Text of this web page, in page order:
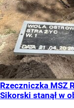
Rzeczniczka MSZ
Sikorski stanął w